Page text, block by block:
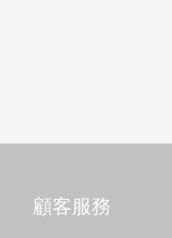
顧客服務